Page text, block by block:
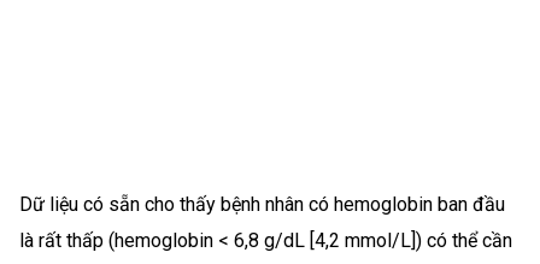
Dữ liệu có sẵn cho thấy bệnh nhân có hemoglobin ban đầu
là rất thấp (hemoglobin < 6,8 g/dL [4,2 mmol/L]) có thể cần